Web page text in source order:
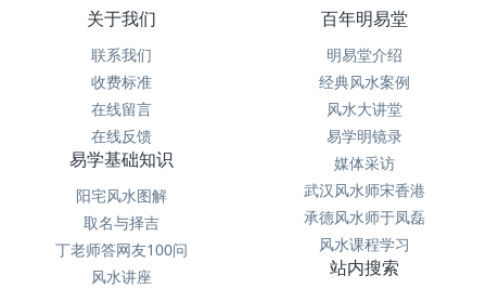
关于我们
联系我们
收费标准
在线留言
在线反馈
百年明易堂
明易堂介绍
经典风水案例
风水大讲堂
易学明镜录
媒体采访
武汉风水师宋香港
承德风水师于凤磊
风水课程学习
易学基础知识
阳宅风水图解
取名与择吉
丁老师答网友100问
风水讲座
站内搜索